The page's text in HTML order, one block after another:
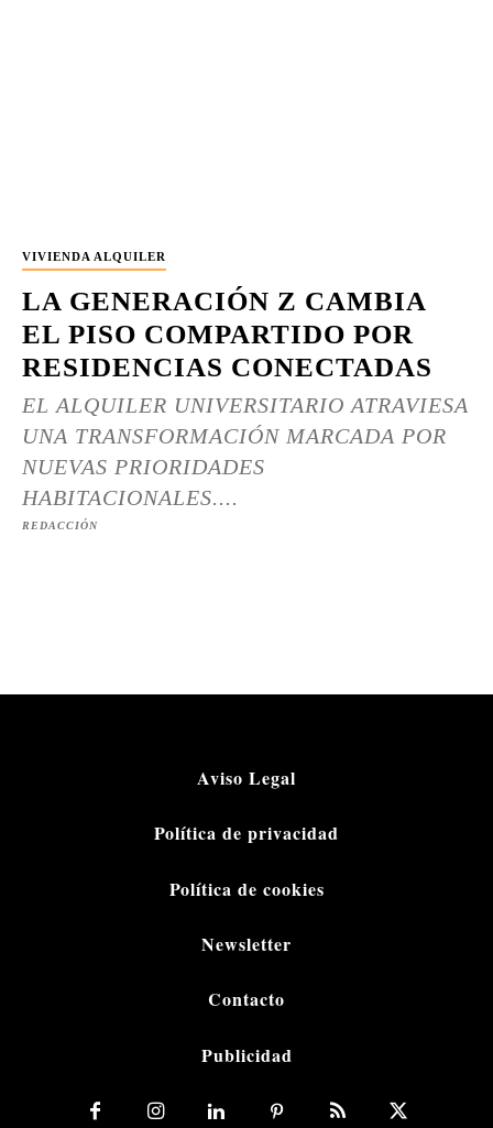
VIVIENDA ALQUILER
LA GENERACIÓN Z CAMBIA
EL PISO COMPARTIDO POR
RESIDENCIAS CONECTADAS
EL ALQUILER UNIVERSITARIO ATRAVIESA
UNA TRANSFORMACIÓN MARCADA POR
NUEVAS PRIORIDADES
HABITACIONALES....
REDACCIÓN
Aviso Legal
Política de privacidad
Política de cookies
Newsletter
Contacto
Publicidad